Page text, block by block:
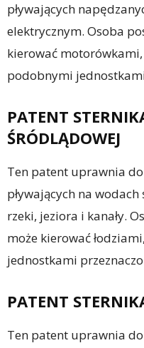
pływających
elektrycznym. Osoba
kierować
podobnymi
PATENT
ŚRÓDLĄDOWEJ
Ten patent uprawnia
pływających na
rzeki, jeziora i kanały.
może kierować
jednostkami
PATENT
Ten patent uprawnia